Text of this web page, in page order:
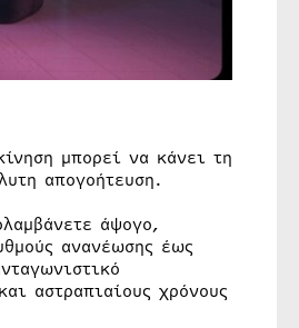
μπορεί να κάνει τη
απογοήτευση.
άψογο,
ανανέωσης έως
αστραπιαίους χρόνους